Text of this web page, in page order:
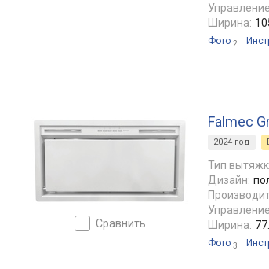
Ширина:
Фото 2
сравнить
Falmec
2024 год
Тип
Дизайн:
Ширина:
Фото 3